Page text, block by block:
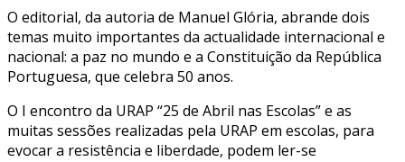
O editorial, da autoria de Manuel Glória, abrande dois
temas muito importantes da actualidade internacional e
nacional: a paz no mundo e a Constituição da República
Portuguesa, que celebra 50 anos.
O I encontro da URAP “25 de Abril nas Escolas” e as
muitas sessões realizadas pela URAP em escolas, para
evocar a resistência e liberdade, podem ler-se